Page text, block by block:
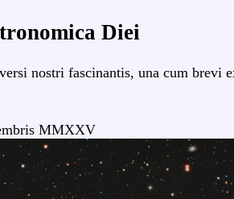
Diei
nostri fascinantis, una cum brevi
MMXXV